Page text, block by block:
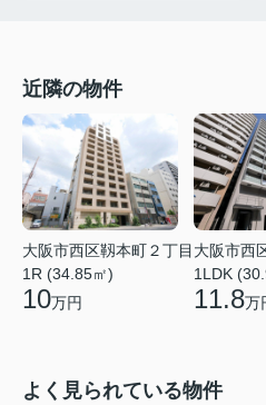
近隣の物件
大阪市西区靱本町２丁目
1R (34.85㎡)
10万円
大阪市西
1LDK
11.8万
よく見られている物件